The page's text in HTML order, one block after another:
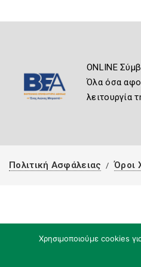
ONLINE
Όλα όσα
λειτουργία
Πολιτική Ασφάλειας Όροι
Χρησιμοποιούμε cookies